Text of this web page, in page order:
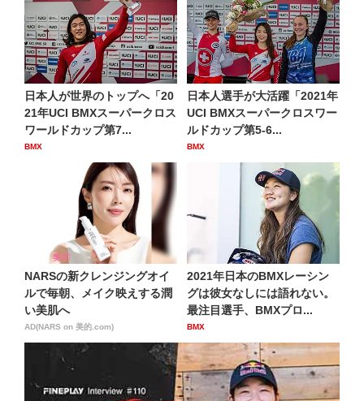
日本人が世界のトップへ「20
21年UCI BMXスーパークロス
ワールドカップ第7...
BMX
日本人選手が大活躍「2021年
UCI BMXスーパークロスワー
ルドカップ第5-6...
BMX
NARSの新クレンジングオイ
ルで毎朝、メイク映えする潤
い美肌へ
AD(NARS on 美的.com)
2021年日本のBMXレーシン
グは彼女なしには語れない。
最注目選手、BMXプロ...
BMX